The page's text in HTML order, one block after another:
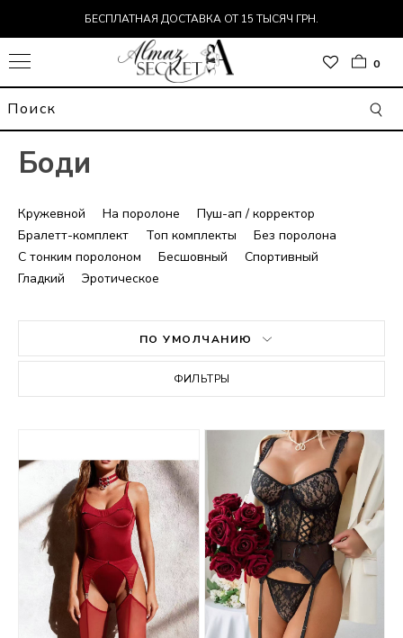
БЕСПЛАТНАЯ ДОСТАВКА ОТ 15 ТЫСЯЧ ГРН.
0
Боди
Кружевной На поролоне
Пуш-ап / корректор
Бралетт-комплект
Топ комплекты
Без поролона
С тонким поролоном
Бесшовный
Спортивный
Гладкий
Эротическое
ПО УМОЛЧАНИЮ
ФИЛЬТРЫ